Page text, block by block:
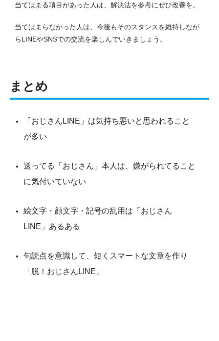
当てはまる項目があった人は、解決法を参考にぜひ改善を。
当てはまらなかった人は、今後もそのスタンスを維持しなが
らLINEやSNSでの交流を楽しんでいきましょう。
まとめ
「おじさんLINE」は気持ち悪いと思われること
が多い
送ってる「おじさん」本人は、嫌がられてること
に気付いていない
絵文字・顔文字・記号の乱用は「おじさん
LINE」あるある
句読点を意識して、短くスマートな文章を作り
「脱！おじさんLINE」